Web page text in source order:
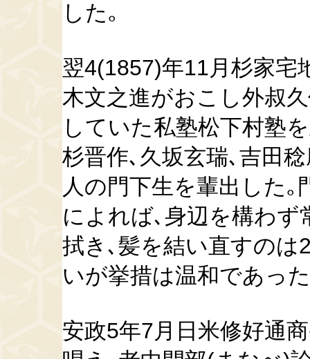
した｡
翌4(1857)年11月杉家宅
木文之進がおこし外叔
していた私塾松下村塾
杉晋作､久坂玄瑞､吉田
人の門下生を輩出した
によれば､身辺を構わ
拭き､髪を結い直すのは
いが挙措は温和であっ
安政5年7月日米修好通